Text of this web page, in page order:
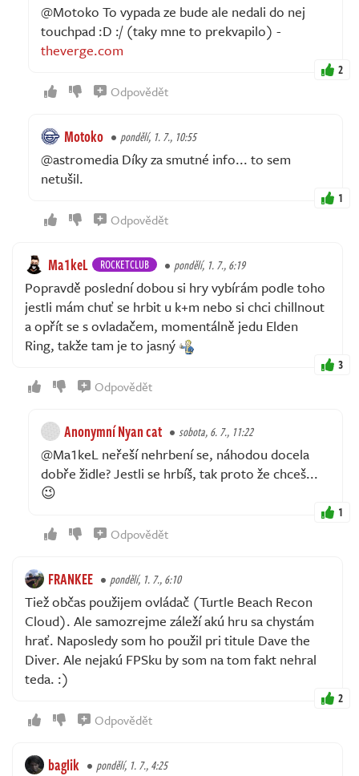
@Motoko To vypada ze bude ale nedali do nej
touchpad :D :/ (taky mne to prekvapilo) -
theverge.com
2
Odpovědět
Motoko pondělí, 1. 7., 10:55
@astromedia Díky za smutné info... to sem
netušil.
1
Odpovědět
Ma1keL ROCKETCLUB pondělí, 1. 7., 6:19
Popravdě poslední dobou si hry vybírám podle toho
jestli mám chuť se hrbit u k+m nebo si chci chillnout
a opřít se s ovladačem, momentálně jedu Elden
Ring, takže tam je to jasný
3
Odpovědět
Anonymní Nyan cat sobota, 6. 7., 11:22
@Ma1keL neřeší nehrbení se, náhodou docela
dobře židle? Jestli se hrbíš, tak proto že chceš...
😉
1
Odpovědět
FRANKEE pondělí, 1. 7., 6:10
Tiež občas použijem ovládač (Turtle Beach Recon
Cloud). Ale samozrejme záleží akú hru sa chystám
hrať. Naposledy som ho použil pri titule Dave the
Diver. Ale nejakú FPSku by som na tom fakt nehral
teda. :)
2
Odpovědět
baglik pondělí, 1. 7., 4:25